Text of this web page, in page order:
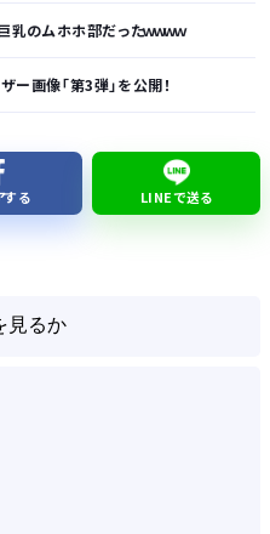
乳のムホホ部だったｗｗｗｗ
ー画像「第3弾」を公開！
るの？必要ないんだけど
する LINEで送る